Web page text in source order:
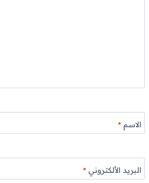
الاسم*
البريد الألكتروني*